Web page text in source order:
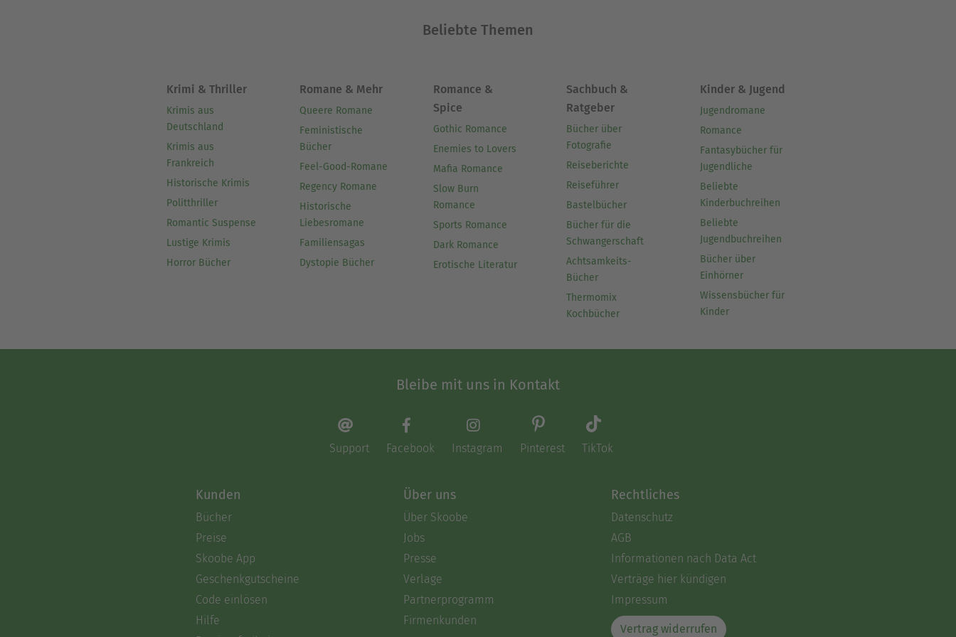
Beliebte Themen
Krimi & Thriller
Krimis aus
Deutschland
Krimis aus
Frankreich
Historische Krimis
Politthriller
Romantic Suspense
Lustige Krimis
Horror Bücher
Romane & Mehr
Queere Romane
Feministische
Bücher
Feel-Good-Romane
Regency Romane
Historische
Liebesromane
Familiensagas
Dystopie Bücher
Romance &
Spice
Gothic Romance
Enemies to Lovers
Mafia Romance
Slow Burn
Romance
Sports Romance
Dark Romance
Erotische Literatur
Sachbuch &
Ratgeber
Bücher über
Fotografie
Reiseberichte
Reiseführer
Bastelbücher
Bücher für die
Schwangerschaft
Achtsamkeits-
Bücher
Thermomix
Kochbücher
Kinder & Jugend
Jugendromane
Romance
Fantasybücher für
Jugendliche
Beliebte
Kinderbuchreihen
Beliebte
Jugendbuchreihen
Bücher über
Einhörner
Wissensbücher für
Kinder
Bleibe mit uns in Kontakt
Support Facebook Instagram Pinterest TikTok
Kunden
Bücher
Preise
Skoobe App
Geschenkgutscheine
Code einlösen
Hilfe
Über uns
Über Skoobe
Jobs
Presse
Verlage
Partnerprogramm
Firmenkunden
Rechtliches
Datenschutz
AGB
Informationen nach Data Act
Verträge hier kündigen
Impressum
Vertrag widerrufen